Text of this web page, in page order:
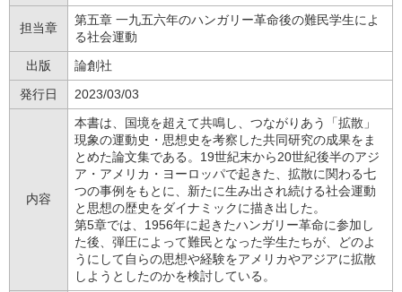
担当章
第五章 一九五六年のハンガリー革命後の難民学生によ
る社会運動
出版
論創社
発行日
2023/03/03
内容
本書は、国境を超えて共鳴し、つながりあう「拡散」
現象の運動史・思想史を考察した共同研究の成果をま
とめた論文集である。19世紀末から20世紀後半のアジ
ア・アメリカ・ヨーロッパで起きた、拡散に関わる七
つの事例をもとに、新たに生み出され続ける社会運動
と思想の歴史をダイナミックに描き出した。
第5章では、1956年に起きたハンガリー革命に参加し
た後、弾圧によって難民となった学生たちが、どのよ
うにして自らの思想や経験をアメリカやアジアに拡散
しようとしたのかを検討している。